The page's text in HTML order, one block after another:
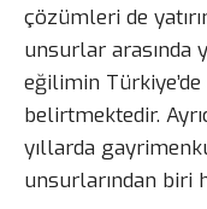
çözümleri de
unsurlar arasında
eğilimin
belirtmektedir.
yıllarda
unsurlarından biri